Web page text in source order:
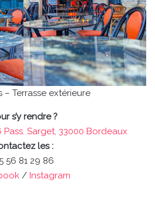
– Terrasse extérieure
s’y rendre ?
Pass. Sarget, 33000 Bordeaux
les :
56 81 29 86
/ Instagram